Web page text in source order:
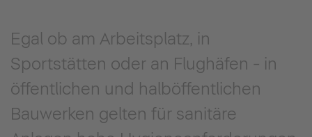
Egal ob am Arbeitsplatz, in
Sportstätten oder an Flughäfen - in
öffentlichen und halböffentlichen
Bauwerken gelten für sanitäre